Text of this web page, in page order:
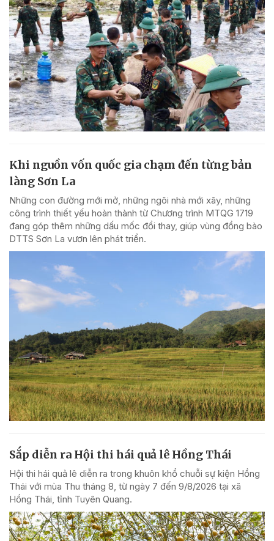
Khi nguồn vốn quốc gia chạm đến từng bản
làng Sơn La
Những con đường mới mở, những ngôi nhà mới xây, những
công trình thiết yếu hoàn thành từ Chương trình MTQG 1719
đang góp thêm những dấu mốc đổi thay, giúp vùng đồng bào
DTTS Sơn La vươn lên phát triển.
Sắp diễn ra Hội thi hái quả lê Hồng Thái
Hội thi hái quả lê diễn ra trong khuôn khổ chuỗi sự kiện Hồng
Thái với mùa Thu tháng 8, từ ngày 7 đến 9/8/2026 tại xã
Hồng Thái, tỉnh Tuyên Quang.